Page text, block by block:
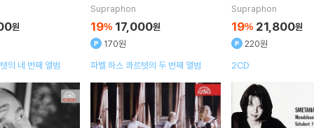
원
의 네 번째 앨범
s)
Supraphon
19% 17,000원
170원
파벨 하스 콰르텟의 두 번째 앨범
vec연주
Supraphon
19% 21,800원
220원
2CD